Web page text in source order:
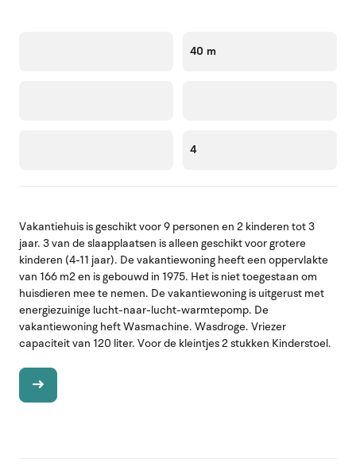
40 m
4
Vakantiehuis is geschikt voor 9 personen en 2 kinderen tot 3
jaar. 3 van de slaapplaatsen is alleen geschikt voor grotere
kinderen (4-11 jaar). De vakantiewoning heeft een oppervlakte
van 166 m2 en is gebouwd in 1975. Het is niet toegestaan om
huisdieren mee te nemen. De vakantiewoning is uitgerust met
energiezuinige lucht-naar-lucht-warmtepomp. De
vakantiewoning heft Wasmachine. Wasdroge. Vriezer
capaciteit van 120 liter. Voor de kleintjes 2 stukken Kinderstoel.